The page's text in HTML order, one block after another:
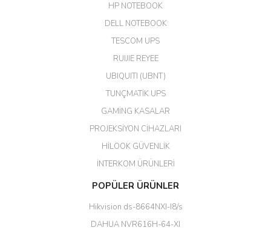
Her şey için teşekkür ederim çok
Erdal Cingöz | 07/02/2026
Başarılı. Bu vasıfta bir ürünü bu
kadar uygun fiyata bulabilmek
büyük şans. Güvenliticaret
(HIKVISION DS-3E0326P-E/M(B)
HP NOTEBOOK
DELL NOTEBOOK
TESCOM UPS
RUIJIE REYEE
UBIQUITI (UBNT)
TUNÇMATİK UPS
GAMİNG KASALAR
PROJEKSİYON CİHAZLARI
HİLOOK GÜVENLİK
İNTERKOM ÜRÜNLERİ
POPÜLER ÜRÜNLER
Hikvision ds-8664NXI-I8/s
DAHUA NVR616H-64-XI